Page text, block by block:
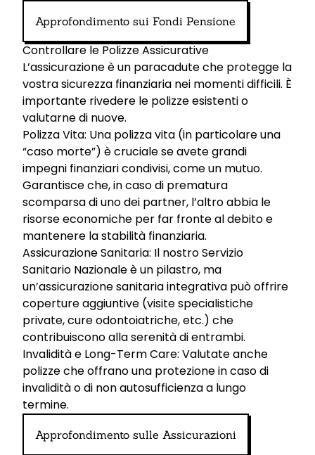
Approfondimento sui Fondi Pensione
Controllare le Polizze Assicurative
L’assicurazione è un paracadute che protegge la
vostra sicurezza finanziaria nei momenti difficili. È
importante rivedere le polizze esistenti o
valutarne di nuove.
Polizza Vita: Una polizza vita (in particolare una
“caso morte”) è cruciale se avete grandi
impegni finanziari condivisi, come un mutuo.
Garantisce che, in caso di prematura
scomparsa di uno dei partner, l’altro abbia le
risorse economiche per far fronte al debito e
mantenere la stabilità finanziaria.
Assicurazione Sanitaria: Il nostro Servizio
Sanitario Nazionale è un pilastro, ma
un’assicurazione sanitaria integrativa può offrire
coperture aggiuntive (visite specialistiche
private, cure odontoiatriche, etc.) che
contribuiscono alla serenità di entrambi.
Invalidità e Long-Term Care: Valutate anche
polizze che offrano una protezione in caso di
invalidità o di non autosufficienza a lungo
termine.
Approfondimento sulle Assicurazioni